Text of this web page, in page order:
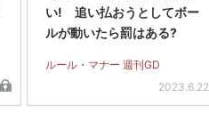
い! 追い払おうとしてボー
ルが動いたら罰はある?
ルール・マナー 週刊GD
2023.6.22